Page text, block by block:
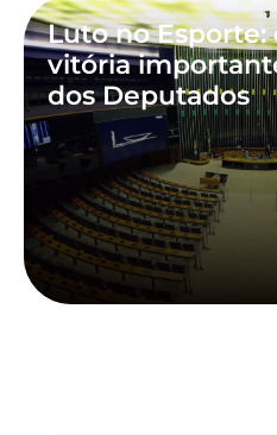
Luto no
vitória
dos Deputados